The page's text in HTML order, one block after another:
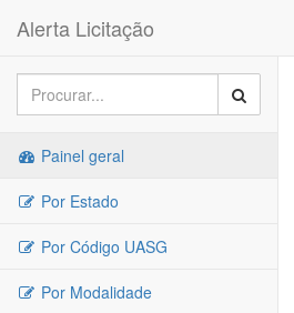
Alerta Licitação
Painel geral
Por Estado
Por Código UASG
Por Modalidade